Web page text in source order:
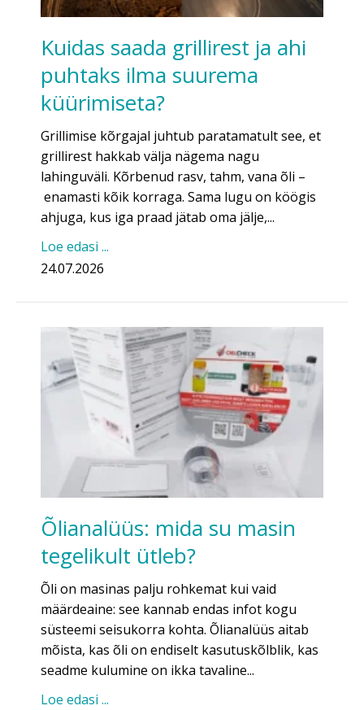
Kuidas saada grillirest ja ahi
puhtaks ilma suurema
küürimiseta?
Grillimise kõrgajal juhtub paratamatult see, et
grillirest hakkab välja nägema nagu
lahinguväli. Kõrbenud rasv, tahm, vana õli –
enamasti kõik korraga. Sama lugu on köögis
ahjuga, kus iga praad jätab oma jälje,...
Loe edasi ...
24.07.2026
Õlianalüüs: mida su masin
tegelikult ütleb?
Õli on masinas palju rohkemat kui vaid
määrdeaine: see kannab endas infot kogu
süsteemi seisukorra kohta. Õlianalüüs aitab
mõista, kas õli on endiselt kasutuskõlblik, kas
seadme kulumine on ikka tavaline...
Loe edasi ...